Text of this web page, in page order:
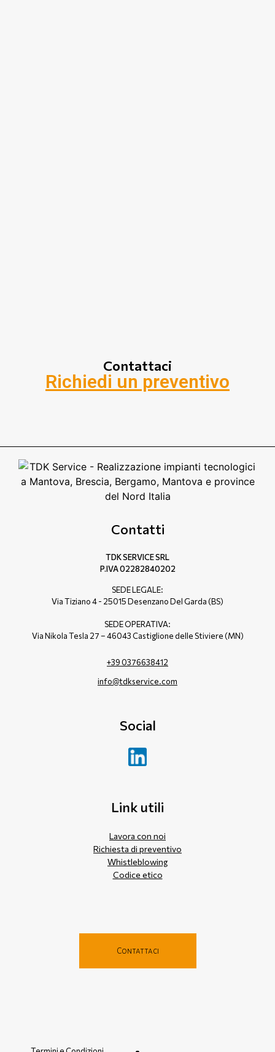
Contattaci
Richiedi un preventivo
Contatti
TDK SERVICE SRL
P.IVA 02282840202
SEDE LEGALE:
Via Tiziano 4 - 25015 Desenzano Del Garda (BS)
SEDE OPERATIVA:
Via Nikola Tesla 27 – 46043 Castiglione delle Stiviere (MN)
+39 0376638412
info@tdkservice.com
Social
Link utili
Lavora con noi
Richiesta di preventivo
Whistleblowing
Codice etico
Contattaci